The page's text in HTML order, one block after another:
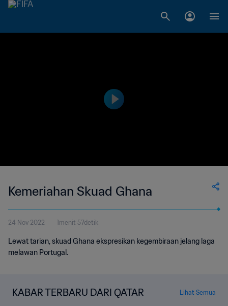
Kemeriahan Skuad Ghana
24 Nov 2022 1menit 57detik
Lewat tarian, skuad Ghana ekspresikan kegembiraan jelang laga
melawan Portugal.
KABAR TERBARU DARI QATAR Lihat Semua